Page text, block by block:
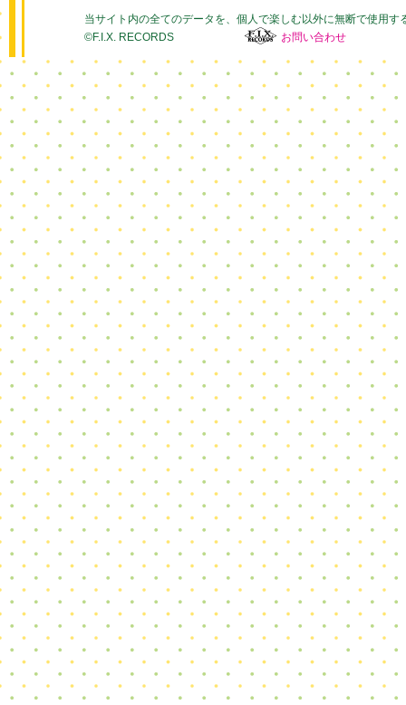
当サイト内の全てのデータを、個人で楽しむ以外に無断で使用す
©F.I.X. RECORDS
お問い合わせ